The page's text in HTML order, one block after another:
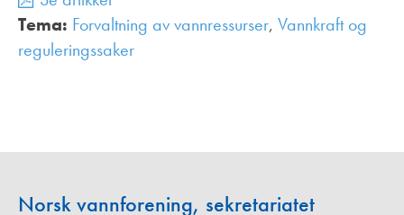
Tema: Forvaltning av vannressurser, Vannkraft og
reguleringssaker
Norsk vannforening, sekretariatet